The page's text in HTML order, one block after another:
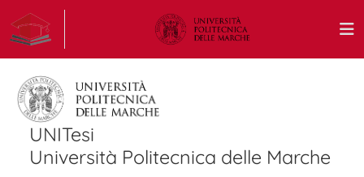
UNITesi
Università Politecnica delle Marche